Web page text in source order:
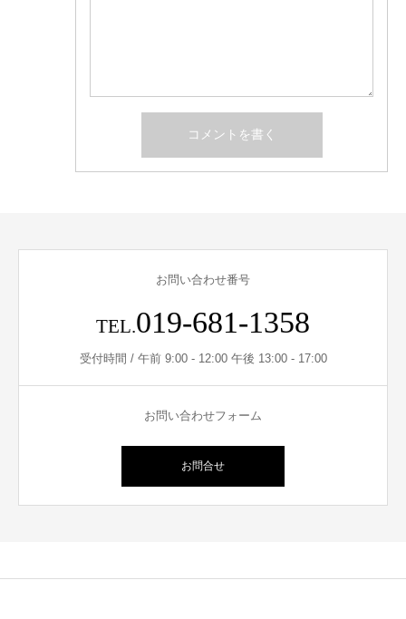
お問い合わせ番号
TEL.019-681-1358
受付時間 / 午前 9:00 - 12:00 午後 13:00 - 17:00
お問い合わせフォーム
お問合せ